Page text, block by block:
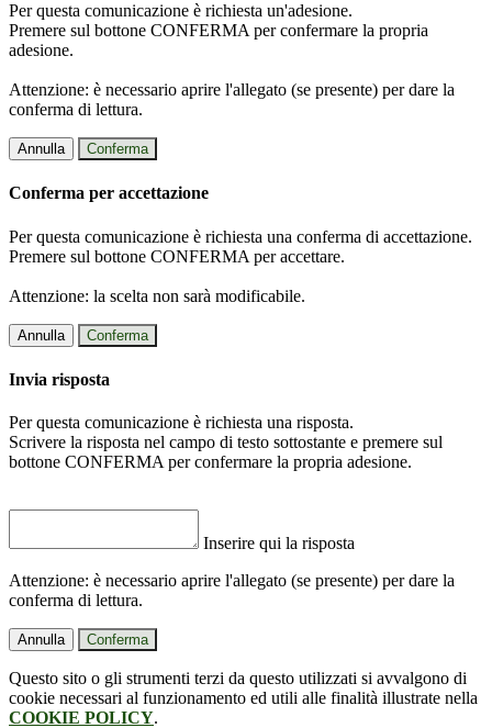
Per questa comunicazione è richiesta un'adesione.
Premere sul bottone CONFERMA per confermare la propria
adesione.
Attenzione: è necessario aprire l'allegato (se presente) per dare la
conferma di lettura.
Annulla Conferma
Conferma per accettazione
Per questa comunicazione è richiesta una conferma di accettazione.
Premere sul bottone CONFERMA per accettare.
Attenzione: la scelta non sarà modificabile.
Annulla Conferma
Invia risposta
Per questa comunicazione è richiesta una risposta.
Scrivere la risposta nel campo di testo sottostante e premere sul
bottone CONFERMA per confermare la propria adesione.
Inserire qui la risposta
Attenzione: è necessario aprire l'allegato (se presente) per dare la
conferma di lettura.
Annulla Conferma
Questo sito o gli strumenti terzi da questo utilizzati si avvalgono di
cookie necessari al funzionamento ed utili alle finalità illustrate nella
COOKIE POLICY.